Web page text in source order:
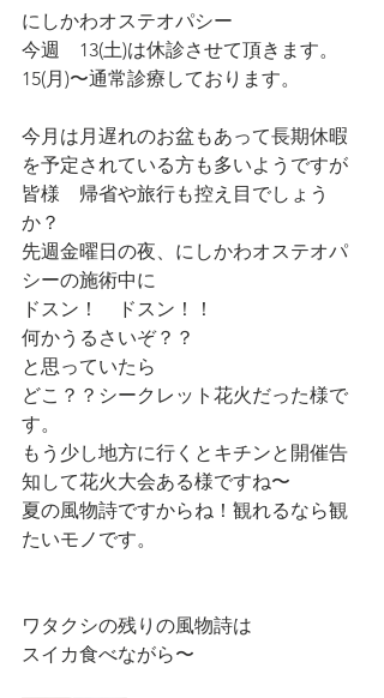
にしかわオステオパシー
今週　13(土)は休診させて頂きます。
15(月)〜通常診療しております。
今月は月遅れのお盆もあって長期休暇
を予定されている方も多いようですが
皆様　帰省や旅行も控え目でしょう
か？
先週金曜日の夜、にしかわオステオパ
シーの施術中に
ドスン！　ドスン！！
何かうるさいぞ？？
と思っていたら
どこ？？シークレット花火だった様で
す。
もう少し地方に行くとキチンと開催告
知して花火大会ある様ですね〜
夏の風物詩ですからね！観れるなら観
たいモノです。
ワタクシの残りの風物詩は
スイカ食べながら〜